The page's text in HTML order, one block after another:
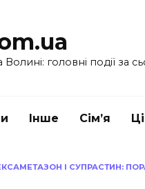
головні події за
Інше Сім’я
І СУПРАСТИН: